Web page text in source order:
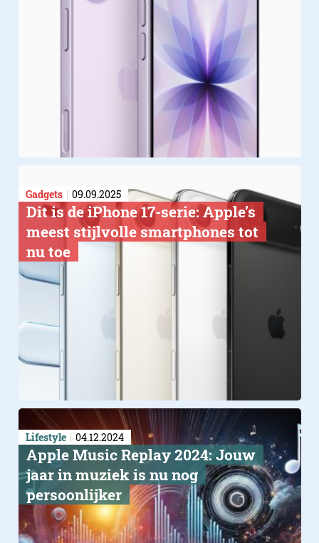
Gadgets 09.09.2025
Dit is de iPhone 17-serie: Apple’s
meest stijlvolle smartphones tot
nu toe
Lifestyle 04.12.2024
Apple Music Replay 2024: Jouw
jaar in muziek is nu nog
persoonlijker